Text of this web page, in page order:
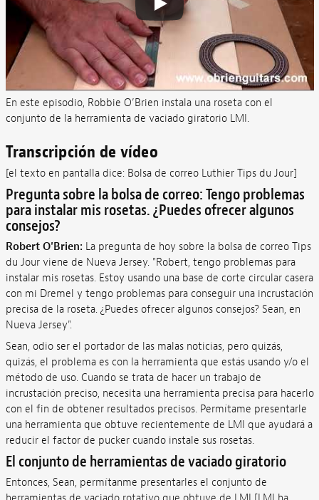
En este episodio, Robbie O’Brien instala una roseta con el
conjunto de la herramienta de vaciado giratorio LMI.
Transcripción de vídeo
[el texto en pantalla dice: Bolsa de correo Luthier Tips du Jour]
Pregunta sobre la bolsa de correo: Tengo problemas
para instalar mis rosetas. ¿Puedes ofrecer algunos
consejos?
Robert O'Brien: La pregunta de hoy sobre la bolsa de correo Tips
du Jour viene de Nueva Jersey. "Robert, tengo problemas para
instalar mis rosetas. Estoy usando una base de corte circular casera
con mi Dremel y tengo problemas para conseguir una incrustación
precisa de la roseta. ¿Puedes ofrecer algunos consejos? Sean, en
Nueva Jersey".
Sean, odio ser el portador de las malas noticias, pero quizás,
quizás, el problema es con la herramienta que estás usando y/o el
método de uso. Cuando se trata de hacer un trabajo de
incrustación preciso, necesita una herramienta precisa para hacerlo
con el fin de obtener resultados precisos. Permítame presentarle
una herramienta que obtuve recientemente de LMI que ayudará a
reducir el factor de pucker cuando instale sus rosetas.
El conjunto de herramientas de vaciado giratorio
Entonces, Sean, permítanme presentarles el conjunto de